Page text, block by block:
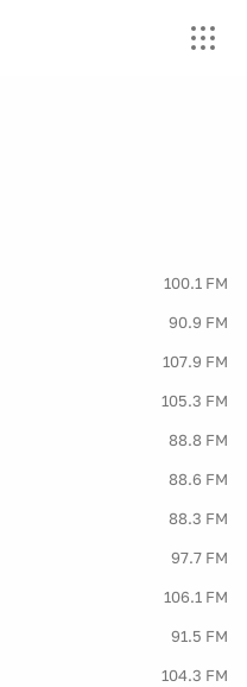
100.1 FM
90.9 FM
107.9 FM
105.3 FM
88.8 FM
88.6 FM
88.3 FM
97.7 FM
106.1 FM
91.5 FM
104.3 FM